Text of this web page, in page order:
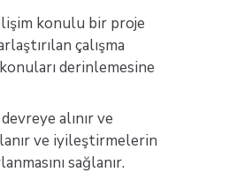
konulu bir proje
çalışma
derinlemesine
alınır ve
ve iyileştirmelerin
sağlanır.